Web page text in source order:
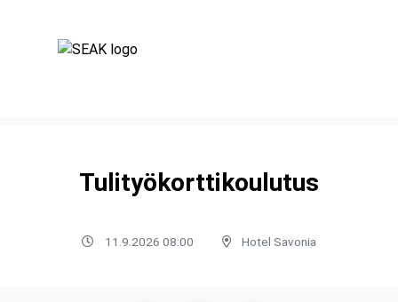
Tulityökorttikoulutus
11.9.2026 08:00 Hotel Savonia